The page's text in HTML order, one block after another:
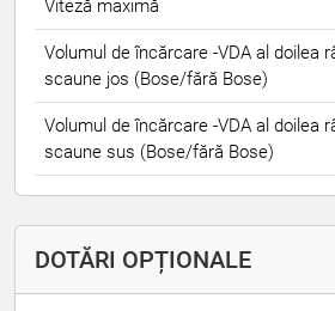
Viteză maximă
Volumul de încărcare -VDA al doilea
scaune jos (Bose/fără Bose)
Volumul de încărcare -VDA al doilea
scaune sus (Bose/fără Bose)
DOTĂRI OPȚIONALE